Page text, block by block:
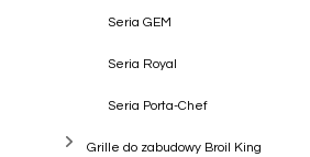
Seria GEM
Seria Royal
Seria Porta-Chef
Grille do zabudowy Broil King